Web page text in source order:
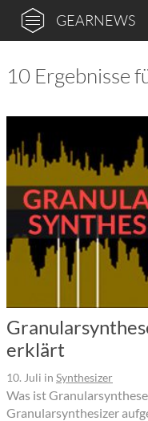
GEARNEWS
10 Ergebnisse
erklärt
10. Juli in Synthesizer
Was ist
Granularsynthesizer